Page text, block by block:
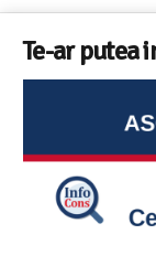
Te-ar putea
Ghid InfoCons